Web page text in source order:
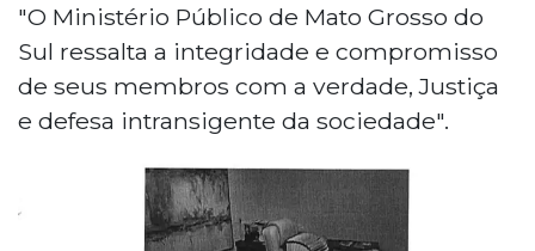
"O Ministério Público de Mato Grosso do
Sul ressalta a integridade e compromisso
de seus membros com a verdade, Justiça
e defesa intransigente da sociedade".